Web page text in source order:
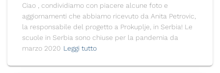
Ciao , condividiamo con piacere alcune foto e
aggiornamenti che abbiamo ricevuto da Anita Petrovic,
la responsabile del progetto a Prokuplje, in Serbia! Le
scuole in Serbia sono chiuse per la pandemia da
marzo 2020 Leggi tutto